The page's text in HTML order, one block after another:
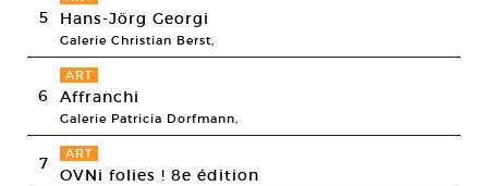
5 Hans-Jörg Georgi
Galerie Christian Berst,
6
ART
Affranchi
Galerie Patricia Dorfmann,
7 ART
OVNi folies ! 8e édition